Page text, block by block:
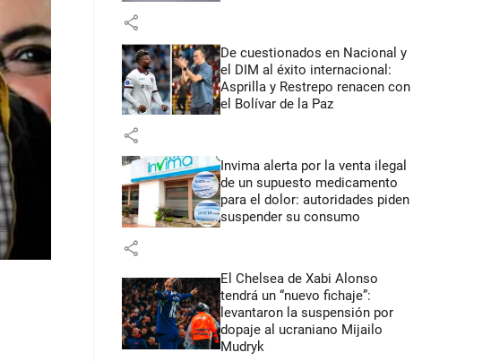
share
De cuestionados en Nacional y
el DIM al éxito internacional:
Asprilla y Restrepo renacen con
el Bolívar de la Paz
share
Invima alerta por la venta ilegal
de un supuesto medicamento
para el dolor: autoridades piden
suspender su consumo
share
El Chelsea de Xabi Alonso
tendrá un “nuevo fichaje”:
levantaron la suspensión por
dopaje al ucraniano Mijailo
Mudryk